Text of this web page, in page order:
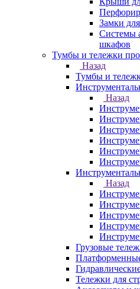
Замки
Системы
шкафов
Тумбы и тележки
Назад
Тумбы и
Назад
Назад
Грузовые
Тележки для